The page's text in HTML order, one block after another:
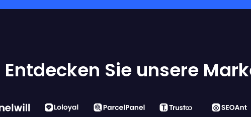
Entdecken Sie unsere